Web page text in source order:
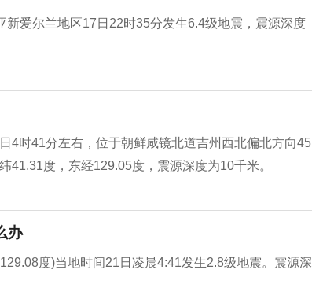
爱尔兰地区17日22时35分发生6.4级地震，震源深度
4时41分左右，位于朝鲜咸镜北道吉州西北偏北方向45
度，东经129.05度，震源深度为10千米。
办
度)当地时间21日凌晨4:41发生2.8级地震。震源深